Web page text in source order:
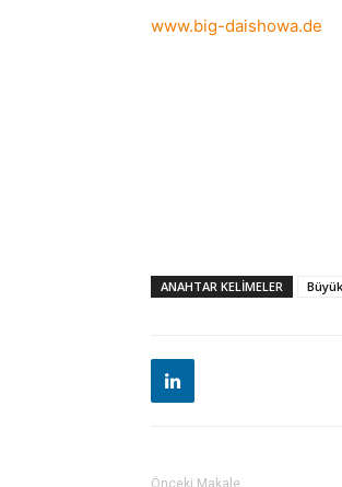
www.big-daishowa.de
ANAHTAR KELIMELER
Önceki Makale